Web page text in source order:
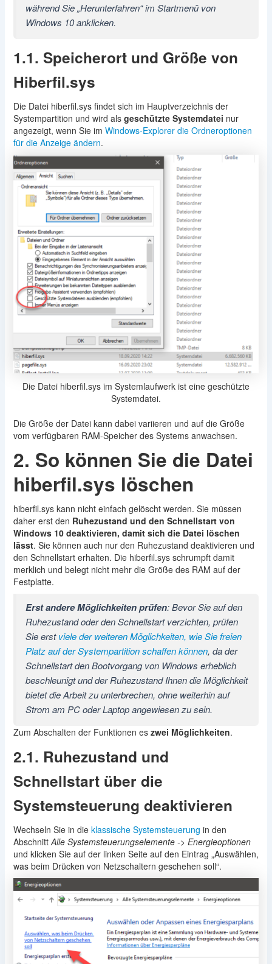
während Sie „Herunterfahren“ im Startmenü von
Windows 10 anklicken.
1.1. Speicherort und Größe von
Hiberfil.sys
Die Datei hiberfil.sys findet sich im Hauptverzeichnis der
Systempartition und wird alsgeschützte Systemdatei nur
angezeigt, wenn Sie im Windows-Explorer die Ordneroptionen
für die Anzeige ändern.
Die Datei hiberfil.sys im Systemlaufwerk ist eine geschützte
Systemdatei.
Die Größe der Datei kann dabei variieren und auf die Größe
vom verfügbaren RAM-Speicher des Systems anwachsen.
2. So können Sie die Datei
hiberfil.sys löschen
hiberfil.sys kann nicht einfach gelöscht werden. Sie müssen
daher erst den Ruhezustand und den Schnellstart von
Windows 10 deaktivieren, damit sich die Datei löschen
lässt. Sie können auch nur den Ruhezustand deaktivieren und
den Schnellstart erhalten. Die hiberfil.sys schrumpft damit
merklich und belegt nicht mehr die Größe des RAM auf der
Festplatte.
Erst andere Möglichkeiten prüfen: Bevor Sie auf den
Ruhezustand oder den Schnellstart verzichten, prüfen
Sie erstviele der weiteren Möglichkeiten, wie Sie freien
Platz auf der Systempartition schaffen können, da der
Schnellstart den Bootvorgang von Windows erheblich
beschleunigt und der Ruhezustand Ihnen die Möglichkeit
bietet die Arbeit zu unterbrechen, ohne weiterhin auf
Strom am PC oder Laptop angewiesen zu sein.
Zum Abschalten der Funktionen es zwei Möglichkeiten.
2.1. Ruhezustand und
Schnellstart über die
Systemsteuerung deaktivieren
Wechseln Sie in die klassische Systemsteuerung in den
AbschnittAlle Systemsteuerungselemente -> Energieoptionen
und klicken Sie auf der linken Seite auf den Eintrag „Auswählen,
was beim Drücken von Netzschaltern geschehen soll“.